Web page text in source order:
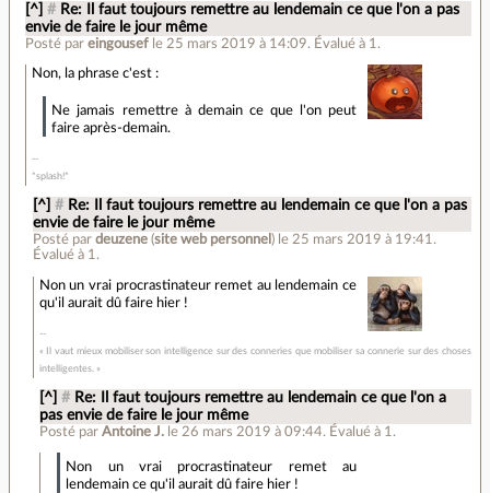
[^] # Re: Il faut toujours remettre au lendemain ce que l'on a pas
envie de faire le jour même
Posté pareingousef le 25 mars 2019 à 14:09. Évalué à 1 .
Non, la phrase c'est :
Ne jamais remettre à demain ce que l'on peut
faire après-demain.
*splash!*
[^] # Re: Il faut toujours remettre au lendemain ce que l'on a pas
envie de faire le jour même
Posté par deuzene(site web personnel ) le 25 mars 2019 à 19:41 .
Évalué à 1 .
Non un vrai procrastinateur remet au lendemain ce
qu'il aurait dû faire hier !
« Il vaut mieux mobiliser son intelligence sur des conneries que mobiliser sa connerie sur des choses
intelligentes. »
[^] # Re: Il faut toujours remettre au lendemain ce que l'on a
pas envie de faire le jour même
Posté parAntoine J. le 26 mars 2019 à 09:44. Évalué à 1 .
Non un vrai procrastinateur remet au
lendemain ce qu'il aurait dû faire hier !